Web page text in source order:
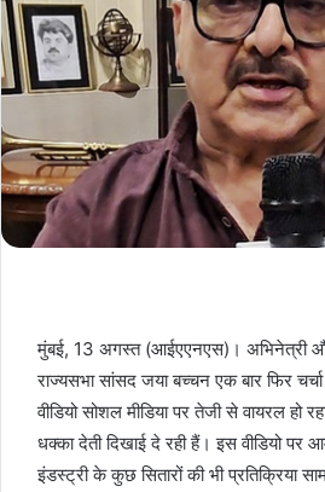
मुंबई, 13 अगस्त (आईएएनएस)। अभिनेत्री और
राज्यसभा सांसद जया बच्चन एक बार फिर
वीडियो सोशल मीडिया पर तेजी से वायरल हो
धक्का देती दिखाई दे रही हैं। इस वीडियो पर
इंडस्ट्री के कुछ सितारों की भी प्रतिक्रिया